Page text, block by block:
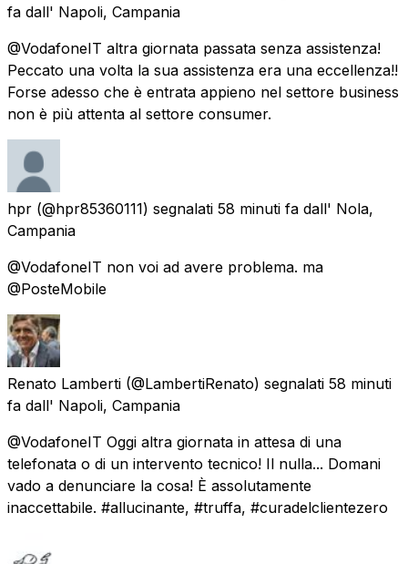
fa dall' Napoli, Campania
@VodafoneIT altra giornata passata senza assistenza!
Peccato una volta la sua assistenza era una eccellenza!!
Forse adesso che è entrata appieno nel settore business
non è più attenta al settore consumer.
hpr (@hpr85360111) segnalati 58 minuti fa dall' Nola,
Campania
@VodafoneIT non voi ad avere problema. ma
@PosteMobile
Renato Lamberti (@LambertiRenato) segnalati 58 minuti
fa dall' Napoli, Campania
@VodafoneIT Oggi altra giornata in attesa di una
telefonata o di un intervento tecnico! Il nulla... Domani
vado a denunciare la cosa! È assolutamente
inaccettabile. #allucinante, #truffa, #curadelclientezero